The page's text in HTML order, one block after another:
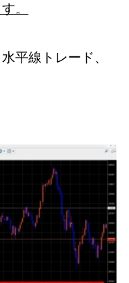
。
平線トレード、